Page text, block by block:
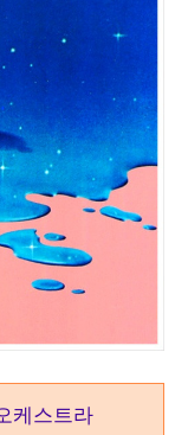
케스트라